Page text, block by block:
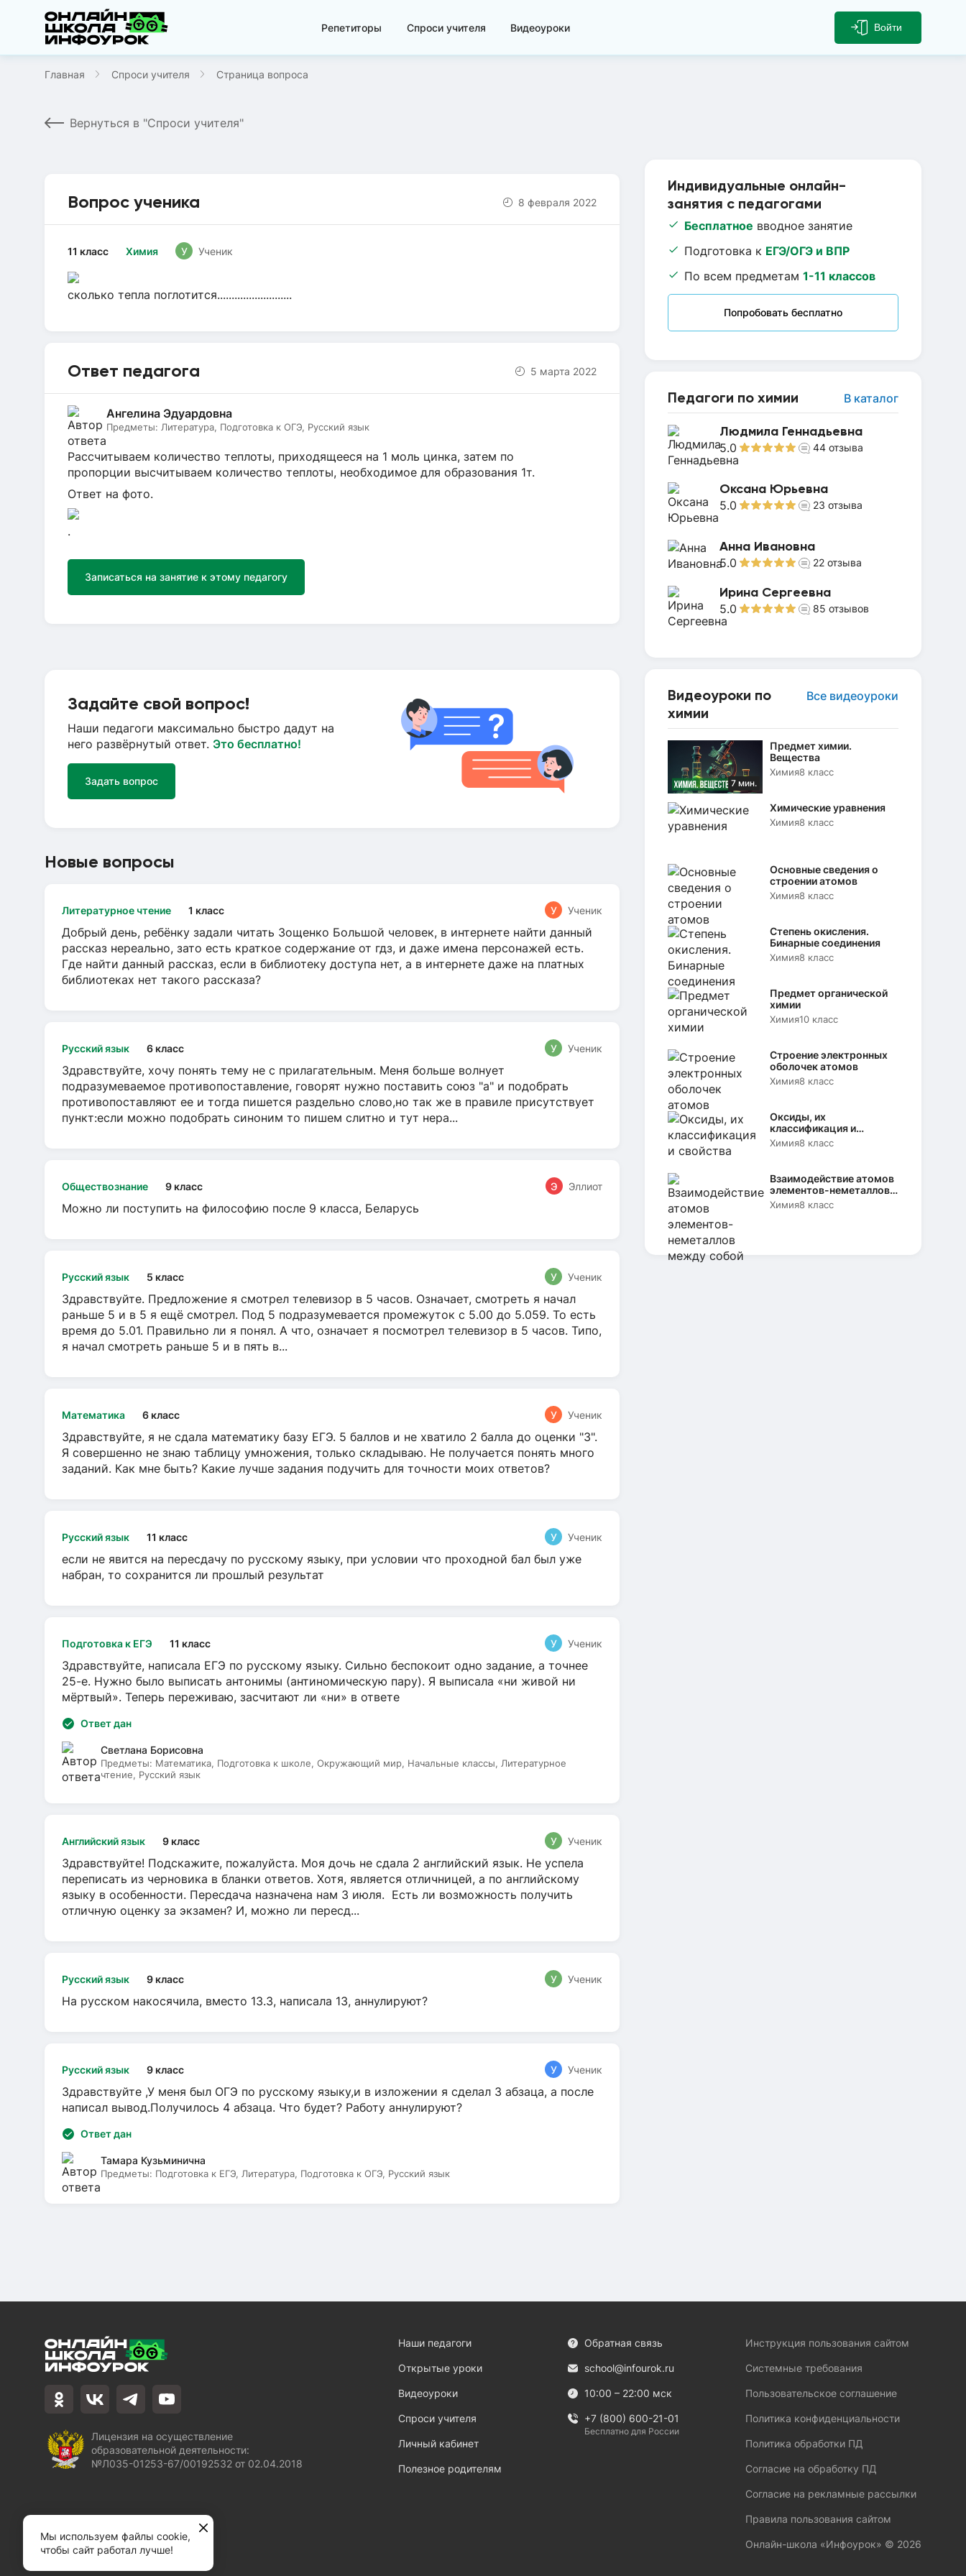
Репетиторы Спроси учителя Видеоуроки Войти
Главная Спроси учителя Страница вопроса
Вернуться в "Спроси учителя"
Индивидуальные онлайн-
занятия с педагогами
Бесплатное вводное занятие
Подготовка к ЕГЭ/ОГЭ и ВПР
По всем предметам 1-11 классов
Попробовать бесплатно
Педагоги по химии В каталог
Людмила Геннадьевна
5.0 44 отзыва
Оксана Юрьевна
5.0 23 отзыва
Анна Ивановна
5.0 22 отзыва
Ирина Сергеевна
5.0 85 отзывов
Видеоуроки по
химии
Все видеоуроки
7 мин.
Предмет химии.
Вещества
Химия8 класс
Химические уравнения
Химия8 класс
Основные сведения о
строении атомов
Химия8 класс
Степень окисления.
Бинарные соединения
Химия8 класс
Предмет органической
химии
Химия10 класс
Строение электронных
оболочек атомов
Химия8 класс
Оксиды, их
классификация и
свойства
Химия8 класс
Взаимодействие атомов
элементов-неметаллов
между собой
Химия8 класс
Вопрос ученика 8 февраля 2022
Химия
11 класс У Ученик
сколько тепла поглотится..........................
Ответ педагога 5 марта 2022
Ангелина Эдуардовна
Предметы: Литература, Подготовка к ОГЭ, Русский язык
Рассчитываем количество теплоты, приходящееся на 1 моль цинка, затем по
пропорции высчитываем количество теплоты, необходимое для образования 1т.
Ответ на фото.
.
Записаться на занятие к этому педагогу
Задайте свой вопрос!
Наши педагоги максимально быстро дадут на
него развёрнутый ответ. Это бесплатно!
Задать вопрос
Новые вопросы
Литературное чтение 1 класс У Ученик
Добрый день, ребёнку задали читать Зощенко Большой человек, в интернете найти данный
рассказ нереально, зато есть краткое содержание от гдз, и даже имена персонажей есть.
Где найти данный рассказ, если в библиотеку доступа нет, а в интернете даже на платных
библиотеках нет такого рассказа?
Русский язык 6 класс У Ученик
Здравствуйте, хочу понять тему не с прилагательным. Меня больше волнует
подразумеваемое противопоставление, говорят нужно поставить союз "а" и подобрать
противопоставляют ее и тогда пишется раздельно слово,но так же в правиле присутствует
пункт:если можно подобрать синоним то пишем слитно и тут нера...
Обществознание 9 класс Э Эллиот
Можно ли поступить на философию после 9 класса, Беларусь
Русский язык 5 класс У Ученик
Здравствуйте. Предложение я смотрел телевизор в 5 часов. Означает, смотреть я начал
раньше 5 и в 5 я ещё смотрел. Под 5 подразумевается промежуток с 5.00 до 5.059. То есть
время до 5.01. Правильно ли я понял. А что, означает я посмотрел телевизор в 5 часов. Типо,
я начал смотреть раньше 5 и в пять в...
Математика 6 класс У Ученик
Здравствуйте, я не сдала математику базу ЕГЭ. 5 баллов и не хватило 2 балла до оценки "3".
Я совершенно не знаю таблицу умножения, только складываю. Не получается понять много
заданий. Как мне быть? Какие лучше задания подучить для точности моих ответов?
Русский язык 11 класс У Ученик
если не явится на пересдачу по русскому языку, при условии что проходной бал был уже
набран, то сохранится ли прошлый результат
Подготовка к ЕГЭ 11 класс У Ученик
Здравствуйте, написала ЕГЭ по русскому языку. Сильно беспокоит одно задание, а точнее
25-е. Нужно было выписать антонимы (антиномическую пару). Я выписала «ни живой ни
мёртвый». Теперь переживаю, засчитают ли «ни» в ответе
Ответ дан
Светлана Борисовна
Предметы: Математика, Подготовка к школе, Окружающий мир, Начальные классы, Литературное
чтение, Русский язык
Английский язык 9 класс У Ученик
Здравствуйте! Подскажите, пожалуйста. Моя дочь не сдала 2 английский язык. Не успела
переписать из черновика в бланки ответов. Хотя, является отличницей, а по английскому
языку в особенности. Пересдача назначена нам 3 июля. Есть ли возможность получить
отличную оценку за экзамен? И, можно ли пересд...
Русский язык 9 класс У Ученик
На русском накосячила, вместо 13.3, написала 13, аннулируют?
Русский язык 9 класс У Ученик
Здравствуйте ,У меня был ОГЭ по русскому языку,и в изложении я сделал 3 абзаца, а после
написал вывод.Получилось 4 абзаца. Что будет? Работу аннулируют?
Ответ дан
Тамара Кузьминична
Предметы: Подготовка к ЕГЭ, Литература, Подготовка к ОГЭ, Русский язык
Лицензия на осуществление
образовательной деятельности:
№Л035-01253-67/00192532 от 02.04.2018
Наши педагоги
Открытые уроки
Видеоуроки
Спроси учителя
Личный кабинет
Полезное родителям
Обратная связь
school@infourok.ru
10:00 – 22:00 мск
+7 (800) 600-21-01
Бесплатно для России
Инструкция пользования сайтом
Системные требования
Пользовательское соглашение
Политика конфиденциальности
Политика обработки ПД
Согласие на обработку ПД
Согласие на рекламные рассылки
Правила пользования сайтом
Онлайн-школа «Инфоурок» © 2026
Мы используем файлы cookie,
чтобы сайт работал лучше!